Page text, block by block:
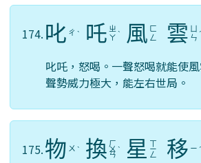
174. 叱 ㄔ ˋ 吒 ㄓ
ㄚ ˋ 風 ㄈ
ㄥ
雲 ㄣ ˊ
叱吒，怒喝。一聲怒喝就能使
聲勢威力極大，能左右世局。
175.物 ㄨ ˋ 換 ㄏ
ㄨ
ㄢ
ˋ 星 ㄒ
ㄧ
ㄥ 移 ㄧ ˊ